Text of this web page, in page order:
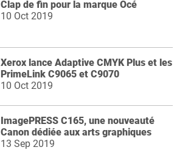
Clap de fin pour la marque Océ
10 Oct 2019
Xerox lance Adaptive CMYK Plus et les
PrimeLink C9065 et C9070
10 Oct 2019
ImagePRESS C165, une nouveauté
Canon dédiée aux arts graphiques
13 Sep 2019